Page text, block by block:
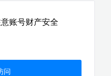
账号财产安全
问